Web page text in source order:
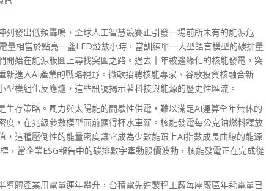
列發出低頻轟鳴，全球人工智慧競賽正引發一場前所未有的能源危
量相當於點亮一盞LED燈數小時，當訓練單一大型語言模型的碳排量
開始在能源版圖上尋找突圍之路。過去十年被邊緣化的核能發電，突
新進入AI產業的戰略視野。微軟招聘核能專家、谷歌投資核融合新
模組化反應爐，這些訊號揭示著科技與能源的歷史性匯流。
生存策略。風力與太陽能的間歇性供電，難以滿足AI運算全年無休的
度，在兆級參數模型面前顯得杯水車薪。核能發電每公克鈾燃料釋放
，這種壓倒性的能量密度讓它成為少數能跟上AI指數成長曲線的能源
，當企業ESG報告中的碳排數字牽動股價波動，核能發電正在完成從
導體產業用電量連年攀升，台積電先進製程工廠每座廠區年耗電量已